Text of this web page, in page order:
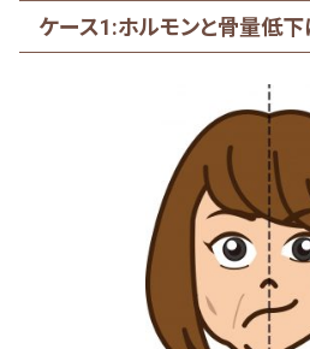
ケース1:ホルモンと骨量低下